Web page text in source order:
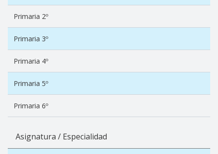
Primaria 2º
Primaria 3º
Primaria 4º
Primaria 5º
Primaria 6º
Asignatura / Especialidad